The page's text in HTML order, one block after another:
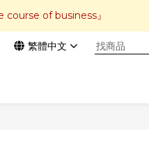
of business』
繁體中文